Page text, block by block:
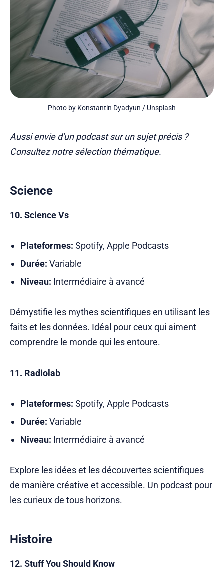
Photo by Konstantin Dyadyun / Unsplash
Aussi envie d'un podcast sur un sujet précis ?
Consultez notre sélection thématique.
Science
10. Science Vs
Plateformes: Spotify, Apple Podcasts
Durée: Variable
Niveau: Intermédiaire à avancé
Démystifie les mythes scientifiques en utilisant les
faits et les données. Idéal pour ceux qui aiment
comprendre le monde qui les entoure.
11. Radiolab
Plateformes: Spotify, Apple Podcasts
Durée: Variable
Niveau: Intermédiaire à avancé
Explore les idées et les découvertes scientifiques
de manière créative et accessible. Un podcast pour
les curieux de tous horizons.
Histoire
12. Stuff You Should Know